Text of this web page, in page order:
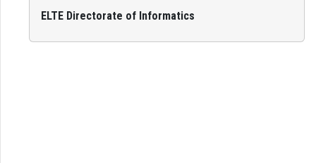
ELTE Directorate of Informatics